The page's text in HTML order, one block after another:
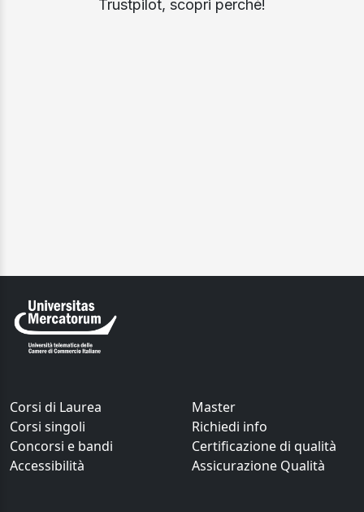
Trustpilot, scopri perché!
Corsi di Laurea
Master
Corsi singoli
Richiedi info
Concorsi e bandi
Certificazione di qualità
Accessibilità
Assicurazione Qualità